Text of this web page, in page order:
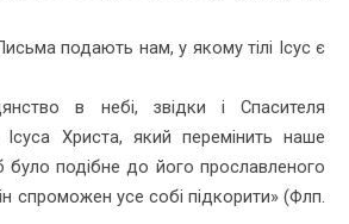
подають нам, у якому тілі Ісус є
в небі, звідки і Спасителя
Христа, який перемінить наше
було подібне до його прославленого
спроможен усе собі підкорити» (Флп.